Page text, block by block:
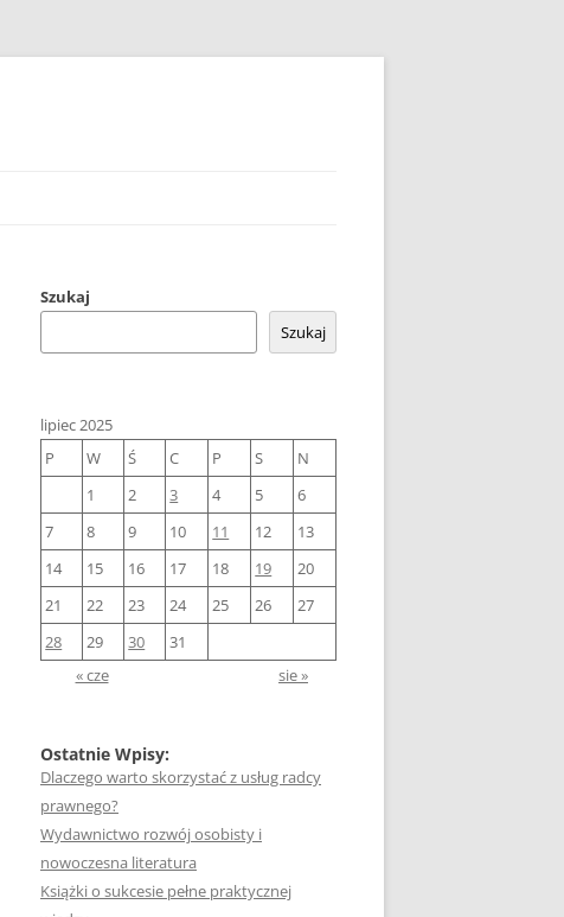
Szukaj
Szukaj
lipiec 2025
P
W Ś C P S
N
1
2 3 4 5
6
7
8 9 10 11 12
13
14
15 16 17 18 19
20
21
22 23 24 25 26
27
28
29 30
31
« cze
sie »
Ostatnie Wpisy:
Dlaczego warto skorzystać z usług radcy
prawnego?
Wydawnictwo rozwój osobisty i
nowoczesna literatura
Książki o sukcesie pełne praktycznej